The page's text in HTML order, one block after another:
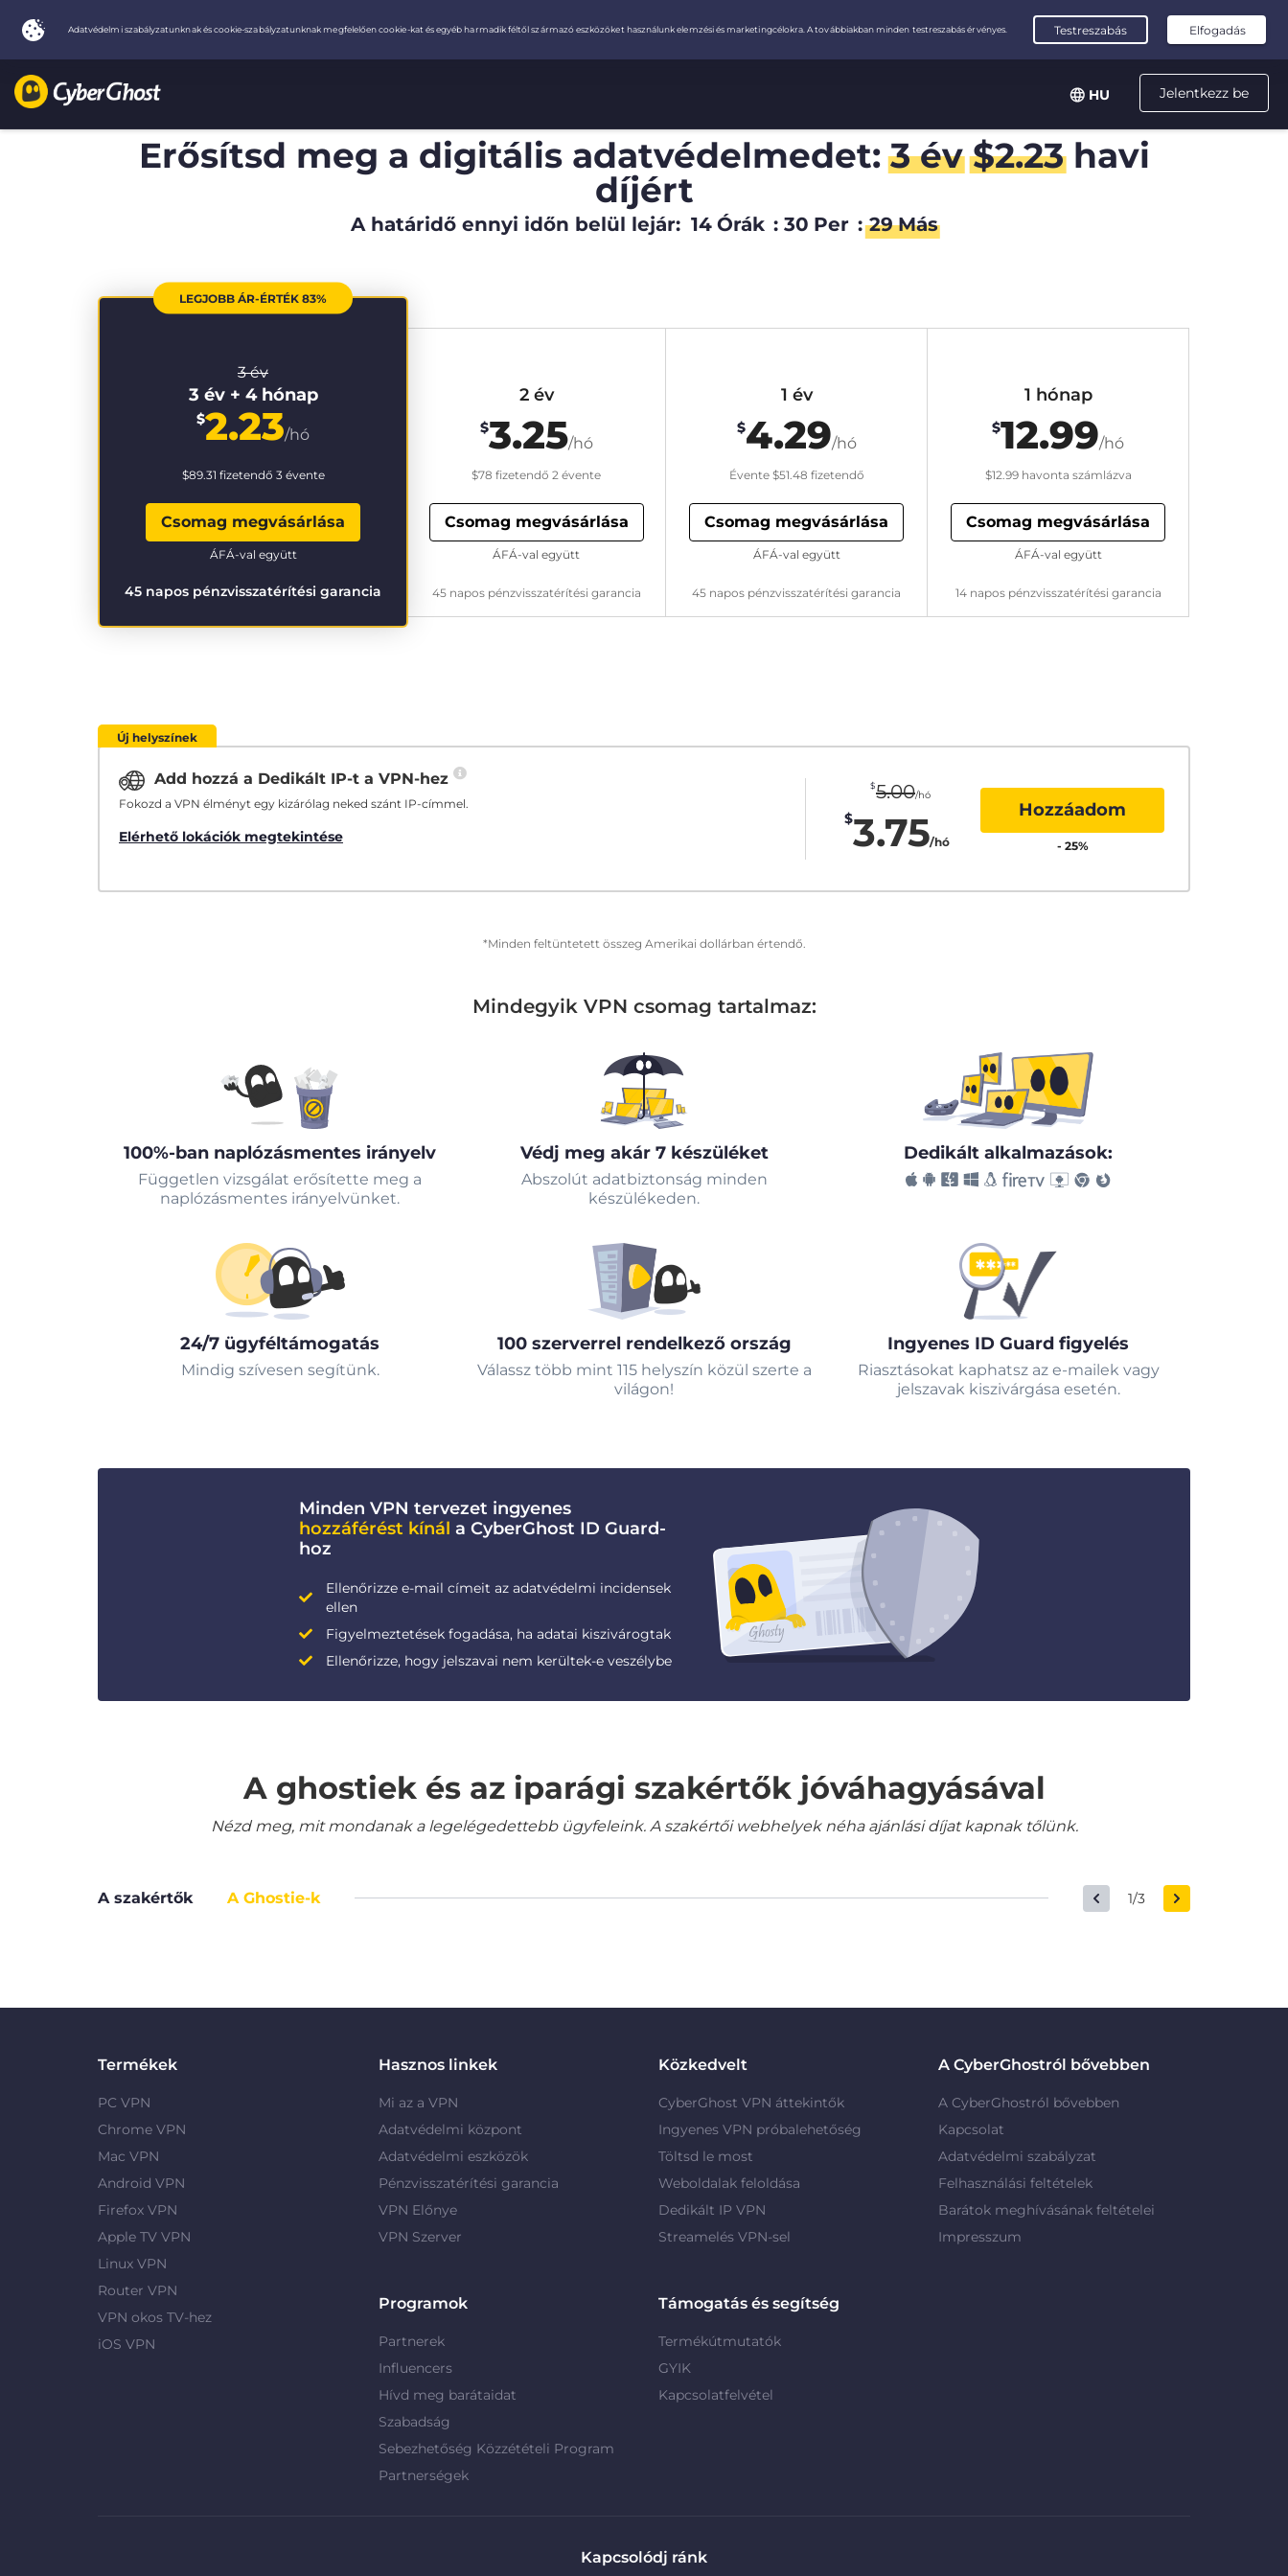
Jelentkezz be
HU
Erősítsd meg a digitális adatvédelmedet:3 év $2.23havi
díjért
A határidő ennyi időn belül lejár: 14 Órák : 30 Per : 28 Más
LEGJOBB ÁR-ÉRTÉK 83%
3 év
3 év + 4 hónap
$2.23/hó
$89.31 fizetendő 3 évente
Csomag megvásárlása
45 napos pénzvisszatérítési garancia
ÁFÁ-val együtt
2 év
$3.25/hó
$78 fizetendő 2 évente
Csomag megvásárlása
45 napos pénzvisszatérítési garancia
ÁFÁ-val együtt
1 év
$4.29/hó
Évente $51.48 fizetendő
Csomag megvásárlása
45 napos pénzvisszatérítési garancia
ÁFÁ-val együtt
1 hónap
$12.99/hó
$12.99havonta számlázva
Csomag megvásárlása
14 napos pénzvisszatérítési garancia
ÁFÁ-val együtt
Új helyszínek
Add hozzá a Dedikált IP-t a VPN-hez
Fokozd a VPN élményt egy kizárólag neked szánt IP-címmel.
Elérhető lokációk megtekintése
$5.00/hó
$3.75/hó
Hozzáadom
- 25%
*Minden feltüntetett összeg Amerikai dollárban értendő.
Mindegyik VPN csomag tartalmaz:
100%-ban naplózásmentes irányelv
Független vizsgálat erősítette meg a
naplózásmentes irányelvünket.
Védj meg akár 7 készüléket
Abszolút adatbiztonság minden
készülékeden.
Dedikált alkalmazások:
24/7 ügyféltámogatás
Mindig szívesen segítünk.
100 szerverrel rendelkező ország
Válassz több mint 115 helyszín közül szerte a
világon!
Ingyenes ID Guard figyelés
Riasztásokat kaphatsz az e-mailek vagy
jelszavak kiszivárgása esetén.
Minden VPN tervezet ingyenes
hozzáférést kínál a CyberGhost ID Guard-
hoz
Ellenőrizze e-mail címeit az adatvédelmi incidensek
ellen
Figyelmeztetések fogadása, ha adatai kiszivárogtak
Ellenőrizze, hogy jelszavai nem kerültek-e veszélybe
A ghostiek és az iparági szakértők jóváhagyásával
Nézd meg, mit mondanak a legelégedettebb ügyfeleink. A szakértői webhelyek néha ajánlási díjat kapnak tőlünk.
A szakértők A Ghostie-k 1/3
Termékek
PC VPN
Chrome VPN
Mac VPN
Android VPN
Firefox VPN
Apple TV VPN
Linux VPN
Router VPN
VPN okos TV-hez
iOS VPN
Hasznos linkek
Mi az a VPN
Adatvédelmi központ
Adatvédelmi eszközök
Pénzvisszatérítési garancia
VPN Előnye
VPN Szerver
Közkedvelt
CyberGhost VPN áttekintők
Ingyenes VPN próbalehetőség
Töltsd le most
Weboldalak feloldása
Dedikált IP VPN
Streamelés VPN-sel
A CyberGhostról bővebben
A CyberGhostról bővebben
Kapcsolat
Adatvédelmi szabályzat
Felhasználási feltételek
Barátok meghívásának feltételei
Impresszum
Programok
Partnerek
Influencers
Hívd meg barátaidat
Szabadság
Sebezhetőség Közzétételi Program
Partnerségek
Támogatás és segítség
Termékútmutatók
GYIK
Kapcsolatfelvétel
Kapcsolódj ránk